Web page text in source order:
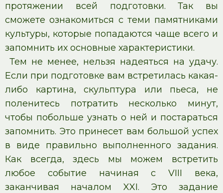
протяжении всей подготовки. Так вы
сможете ознакомиться с теми памятниками
культуры, которые попадаются чаще всего и
запомнить их основные характеристики.
Тем не менее, нельзя надеяться на удачу.
Если при подготовке вам встретилась какая-
либо картина, скульптура или пьеса, не
поленитесь потратить несколько минут,
чтобы побольше узнать о ней и постараться
запомнить. Это принесет вам большой успех
в виде правильно выполненного задания.
Как всегда, здесь мы можем встретить
любое событие начиная с VIII века,
заканчивая началом XXI. Это задание